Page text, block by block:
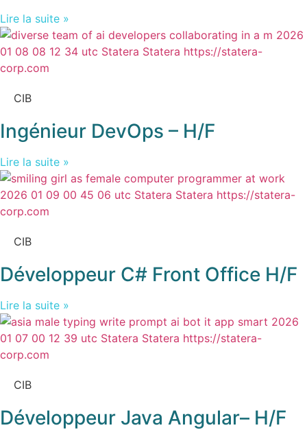
Lire la suite »
CIB
Ingénieur DevOps – H/F
Lire la suite »
CIB
Développeur C# Front Office H/F
Lire la suite »
CIB
Développeur Java Angular– H/F